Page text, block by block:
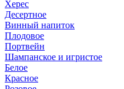
Херес
Десертное
Винный напиток
Плодовое
Портвейн
Шампанское и игристое
Белое
Красное